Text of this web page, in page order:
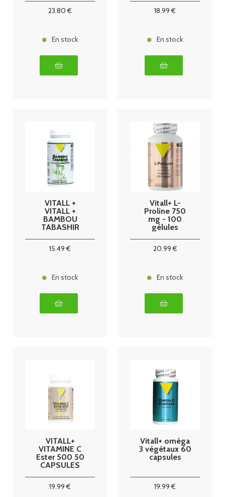
23.80 €
En stock
18.99 €
En stock
VITALL +
VITALL +
BAMBOU
TABASHIR
15.49 €
En stock
Vitall+ L-
Proline 750
mg - 100
gélules
20.99€
En stock
VITALL+
VITAMINE C
Ester 500 50
CAPSULES
19.99 €
Vitall+ oméga
3 végétaux 60
capsules
19.99 €